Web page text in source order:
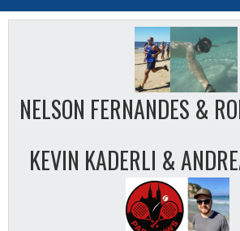
NELSON FERNANDES &
KEVIN KADERLI &